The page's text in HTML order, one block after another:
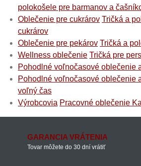
polokošele pre barmanov a
Oblečenie pre cukrárov Tričká a
cukrárov
Oblečenie pre pekárov Tričká a
Wellness oblečenie Tričká pre
Pohodlné voľnočasové oblečenie
Pohodlné voľnočasové oblečenie
voľný čas
Výrobcovia Pracovné oblečenie
GARANCIA VRÁTENIA
Tovar môžete do 30 dní vrátiť